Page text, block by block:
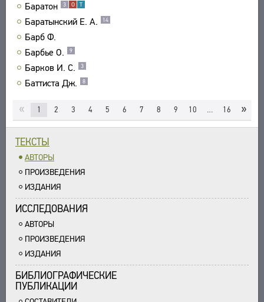
Баратон 3 О Т
Баратынский Е. А. 14
Барб Ф.
Барбье О.
9
Барков И. С. 3
Баттиста Дж. 8
« 1 2 3 4 5 6 7 8 9 10 … 16 »
ТЕКСТЫ
АВТОРЫ
ПРОИЗВЕДЕНИЯ
ИЗДАНИЯ
ИССЛЕДОВАНИЯ
АВТОРЫ
ПРОИЗВЕДЕНИЯ
ИЗДАНИЯ
БИБЛИОГРАФИЧЕСКИЕ
ПУБЛИКАЦИИ